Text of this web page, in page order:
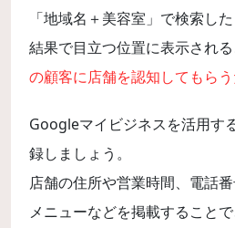
「地域名＋美容室」で検索し
結果で目立つ位置に表示される
の顧客に店舗を認知してもら
Googleマイビジネスを活用す
録しましょう。
店舗の住所や営業時間、電話
メニューなどを掲載すること